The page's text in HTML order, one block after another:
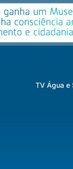
TV Água e